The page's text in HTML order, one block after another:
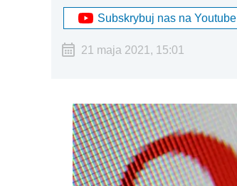
Subskrybuj nas na Youtube
21 maja 2021, 15:01